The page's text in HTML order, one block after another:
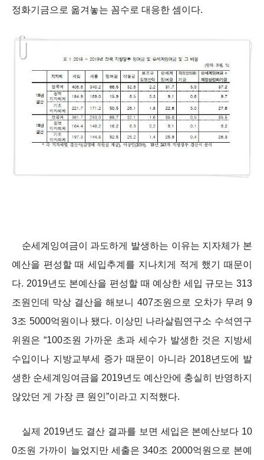
정화기금으로 옮겨놓는 꼼수로 대응한 셈이다.
순세계잉여금이 과도하게 발생하는 이유는 지자체가 본
예산을 편성할 때 세입추계를 지나치게 적게 했기 때문이
다. 2019년도 본예산을 편성할 때 예상한 세입 규모는 313
조원인데 막상 결산을 해보니 407조원으로 오차가 무려 9
3조 5000억원이나 됐다. 이상민 나라살림연구소 수석연구
위원은 “100조원 가까운 초과 세수가 발생한 것은 지방세
수입이나 지방교부세 증가 때문이 아니라 2018년도에 발
생한 순세계잉여금을 2019년도 예산안에 충실히 반영하지
않았던 게 가장 큰 원인”이라고 지적했다.
실제 2019년도 결산 결과를 보면 세입은 본예산보다 10
0조원 가까이 늘었지만 세출은 340조 2000억원으로 본예